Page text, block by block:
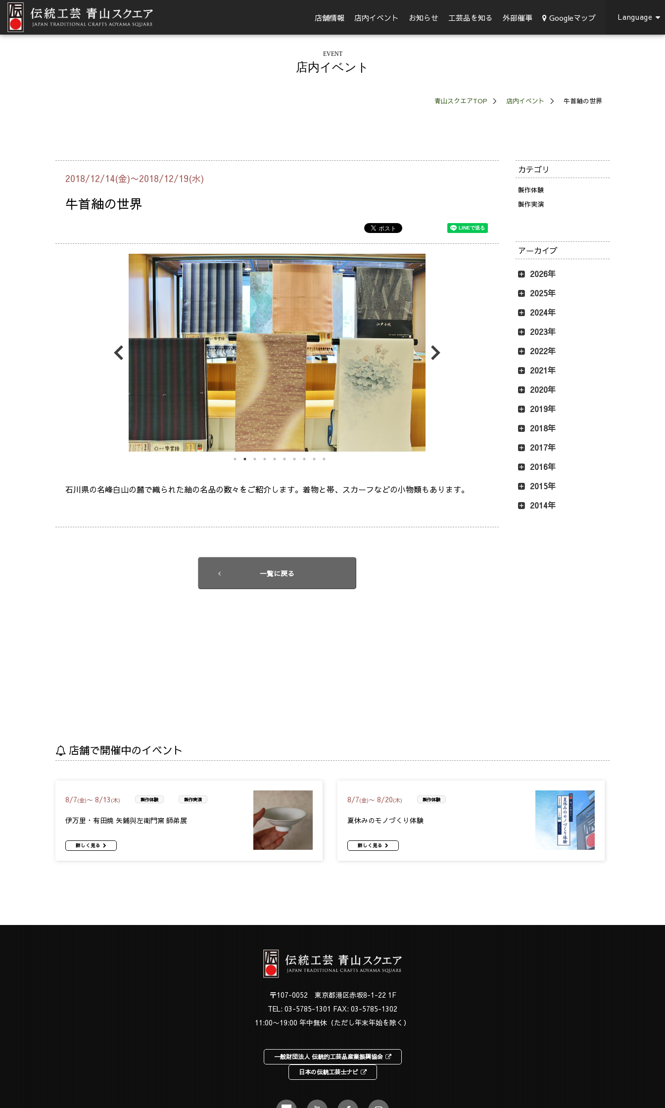
店舗情報 店内イベント お知らせ 工芸品を知る 外部催事 Googleマップ Language
EVENT
店内イベント
青山スクエアTOP 店内イベント 牛首紬の世界
2018/12/14(金)〜2018/12/19(水)
牛首紬の世界
石川県の名峰白山の麓で織られた紬の名品の数々をご紹介します。着物と帯、スカーフなどの小物類もあります。
一覧に戻る
カテゴリ
製作体験
製作実演
アーカイブ
2026年
2025年
2024年
2023年
2022年
2021年
2020年
2019年
2018年
2017年
2016年
2015年
2014年
店舗で開催中のイベント
8/7(金)〜 8/13 (木) 製作体験 製作実演
伊万里・有田焼 矢鋪與左衛門窯 師弟展
詳しく見る
8/7(金)〜 8/20(木) 製作体験
夏休みのモノづくり体験
詳しく見る
〒107-0052 東京都港区赤坂8-1-22 1F
TEL: 03-5785-1301 FAX: 03-5785-1302
11:00〜19:00 年中無休（ただし年末年始を除く）
一般財団法人 伝統的工芸品産業振興協会
日本の伝統工芸士ナビ